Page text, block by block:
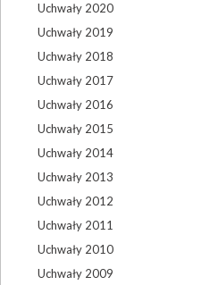
Uchwały 2020
Uchwały 2019
Uchwały 2018
Uchwały 2017
Uchwały 2016
Uchwały 2015
Uchwały 2014
Uchwały 2013
Uchwały 2012
Uchwały 2011
Uchwały 2010
Uchwały 2009